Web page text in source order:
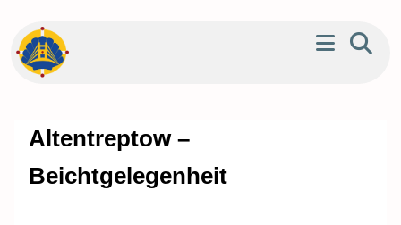
Altentreptow –
Beichtgelegenheit